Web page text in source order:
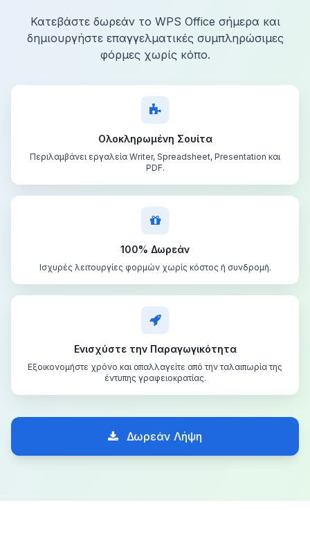
Κατεβάστε δωρεάν το WPS Office σήμερα και
δημιουργήστε επαγγελματικές συμπληρώσιμες
φόρμες χωρίς κόπο.
Ολοκληρωμένη Σουίτα
Περιλαμβάνει εργαλεία Writer, Spreadsheet, Presentation και
PDF.
100% Δωρεάν
Ισχυρές λειτουργίες φορμών χωρίς κόστος ή συνδρομή.
Ενισχύστε την Παραγωγικότητα
Εξοικονομήστε χρόνο και απαλλαγείτε από την ταλαιπωρία της
έντυπης γραφειοκρατίας.
Δωρεάν Λήψη